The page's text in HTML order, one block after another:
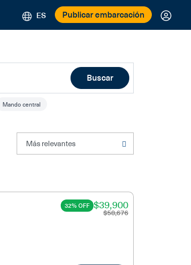
ES Publicar embarcación
Buscar
Mando central
32% OFF $39,900
$58,676